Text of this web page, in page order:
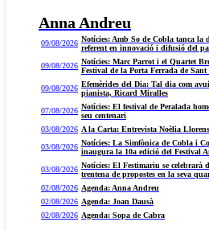
Anna Andreu
09/08/2026 Notícies: Amb So de Cobla tanca la
referent en innovació i difusió del
09/08/2026 Notícies: Marc Parrot i el Quartet
Festival de la Porta Ferrada de
09/08/2026 Efemèrides del Dia: Tal dia com
pianista, Ricard Miralles
07/08/2026 Notícies: El festival de Peralada
seu centenari
03/08/2026 A la Carta: Entrevista Noèlia Llorens
03/08/2026 Notícies: La Simfònica de Cobla i
inaugura la 10a edició del Festival
03/08/2026 Notícies: El Festimariu se celebrarà
trentena de propostes en la seva
02/08/2026 Agenda: Anna Andreu
02/08/2026 Agenda: Joan Dausà
02/08/2026 Agenda: Sopa de Cabra